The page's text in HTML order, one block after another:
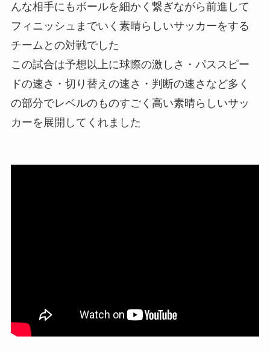
んな相手にもボールを細かく繋ぎながら前進して
フィニッシュまでいく素晴らしいサッカーをする
チームとの対戦でした
この試合は予想以上に球際の激しさ・パススピー
ドの速さ・切り替えの速さ・判断の速さなど多く
の部分でレベルのものすごく高い素晴らしいサッ
カーを展開してくれました